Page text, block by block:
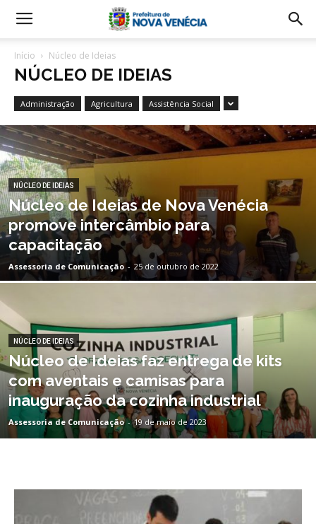
Início Núcleo de Ideias
NÚCLEO DE IDEIAS
Administração Agricultura Assistência Social
NÚCLEO DE IDEIAS
Núcleo de Ideias de Nova Venécia
promove intercâmbio para
capacitação
Assessoria de Comunicação - 25 de outubro de 2022
NÚCLEO DE IDEIAS
Núcleo de Ideias faz entrega de kits
com aventais e camisas para
inauguração da cozinha industrial
Assessoria de Comunicação - 19 de maio de 2023